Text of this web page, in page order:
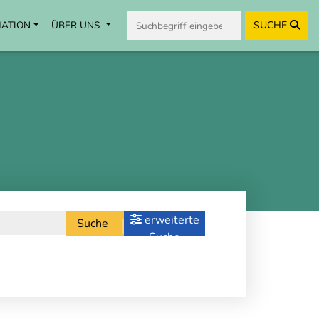
ÜBER UNS SUCHE
Suche
erweiterte
Suche